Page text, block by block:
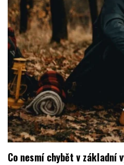
Co nesmí chybět v základní